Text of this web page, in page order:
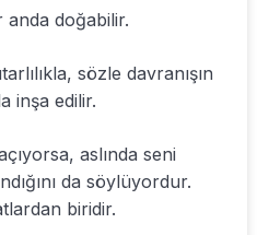
doğabilir.
sözle davranışın
inşa edilir.
aslında seni
da söylüyordur.
biridir.